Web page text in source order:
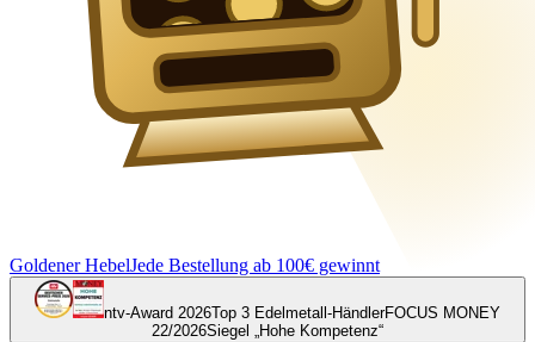
Goldener HebelJede Bestellung ab 100€ gewinnt
ntv-Award 2026Top 3 Edelmetall-HändlerFOCUS MONEY
22/2026Siegel „Hohe Kompetenz“